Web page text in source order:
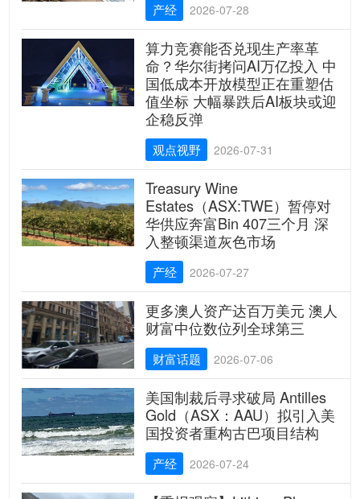
产经 2026-07-28
算力竞赛能否兑现生产率革
命？华尔街拷问AI万亿投入 中
国低成本开放模型正在重塑估
值坐标 大幅暴跌后AI板块或迎
企稳反弹
观点视野 2026-07-31
Treasury Wine
Estates（ASX:TWE）暂停对
华供应奔富Bin 407三个月 深
入整顿渠道灰色市场
产经 2026-07-27
更多澳人资产达百万美元 澳人
财富中位数位列全球第三
财富话题 2026-07-06
美国制裁后寻求破局 Antilles
Gold（ASX：AAU）拟引入美
国投资者重构古巴项目结构
产经 2026-07-24